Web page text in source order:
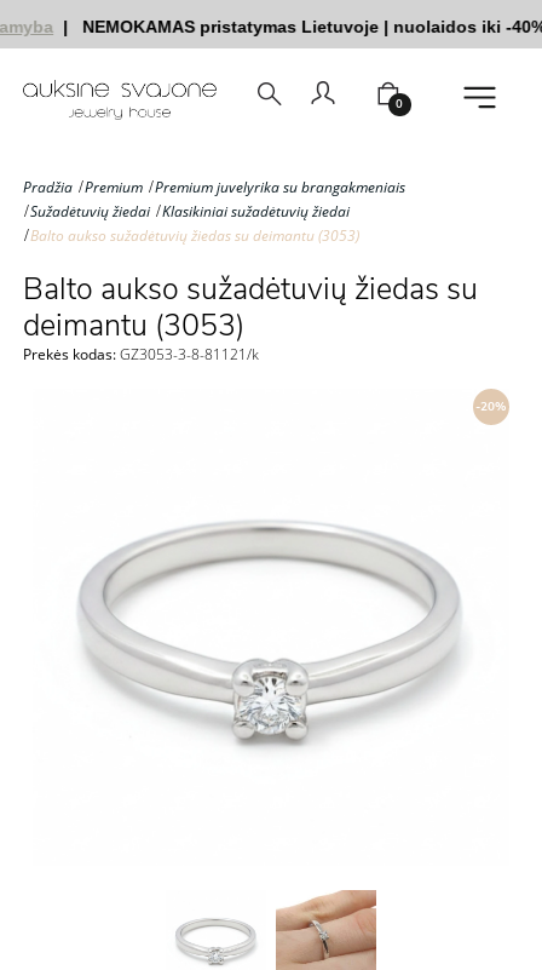
| NEMOKAMAS pristatymas Lietuvoje| nuolaidos iki -40%
0
Pradžia Premium
Premium juvelyrika su brangakmeniais
Sužadėtuvių žiedai
Klasikiniai sužadėtuvių žiedai
Balto aukso sužadėtuvių žiedas su deimantu (3053)
Balto aukso sužadėtuvių žiedas su
deimantu (3053)
Prekės kodas:GZ3053-3-8-81121/k
-20%